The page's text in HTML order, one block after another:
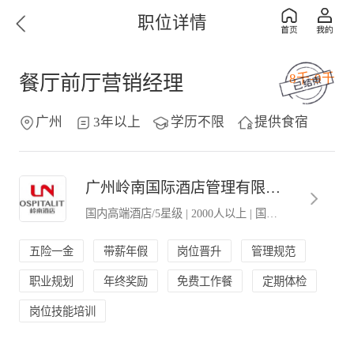
职位详情
餐厅前厅营销经理 8千-9千
广州 3年以上 学历不限 提供食宿
广州岭南国际酒店管理有限公司
国内高端酒店/5星级 | 2000人以上 | 国有企业
五险一金 带薪年假 岗位晋升 管理规范
职业规划 年终奖励 免费工作餐 定期体检
岗位技能培训